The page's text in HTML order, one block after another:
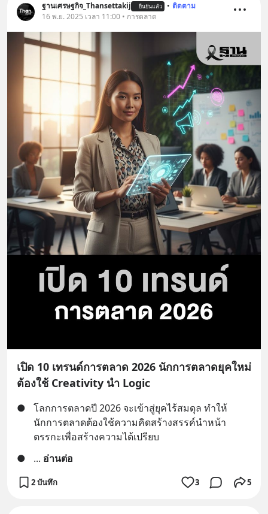
ฐานเศรษฐกิจ_Thansettakij ยืนยันแล้ว • ติดตาม
16 พ.ย. 2025 เวลา 11:00 • การตลาด
เปิด 10 เทรนด์การตลาด 2026 นักการตลาดยุคใหม่
ต้องใช้ Creativity นำ Logic
●
โลกการตลาดปี 2026 จะเข้าสู่ยุคไร้สมดุล ทำให้
นักการตลาดต้องใช้ความคิดสร้างสรรค์นำหน้า
ตรรกะเพื่อสร้างความได้เปรียบ
●
... อ่านต่อ
2 บันทึก 3 5